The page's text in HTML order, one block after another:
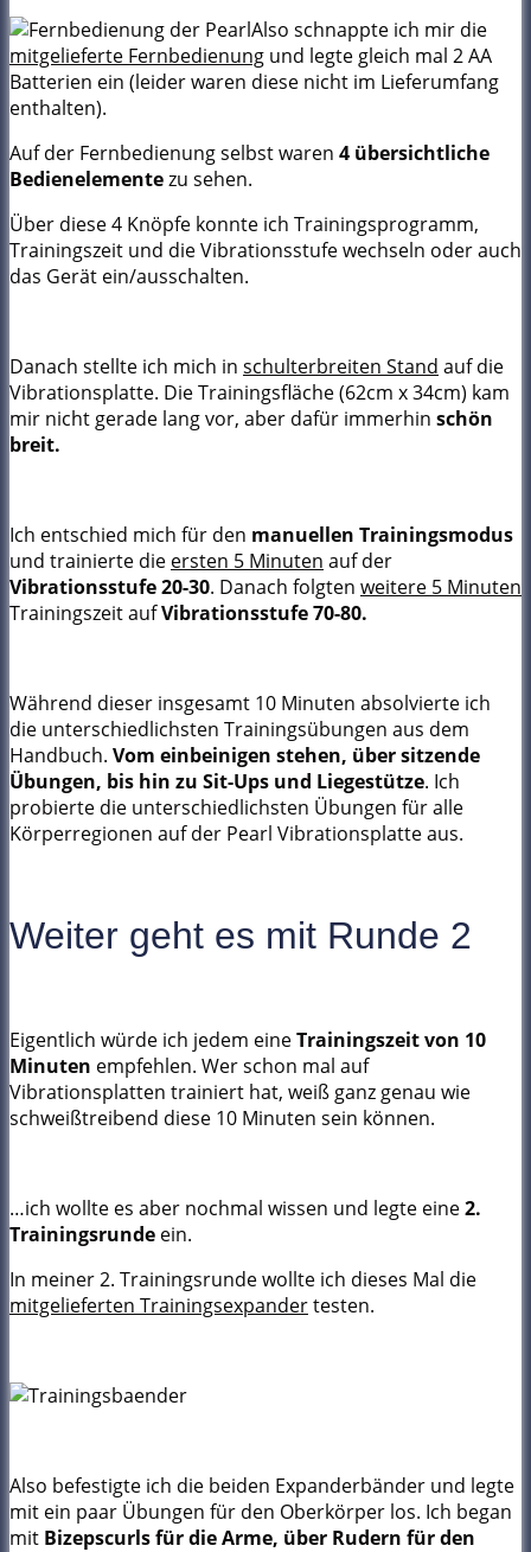
Also schnappte ich mir die
mitgelieferte Fernbedienung und legte gleich mal 2 AA
Batterien ein (leider waren diese nicht im Lieferumfang
enthalten).
Auf der Fernbedienung selbst waren 4 übersichtliche
Bedienelementezu sehen.
Über diese 4 Knöpfe konnte ich Trainingsprogramm,
Trainingszeit und die Vibrationsstufe wechseln oder auch
das Gerät ein/ausschalten.
Danach stellte ich mich in schulterbreiten Stand auf die
Vibrationsplatte. Die Trainingsfläche (62cm x 34cm) kam
mir nicht gerade lang vor, aber dafür immerhin schön
breit.
Ich entschied mich für den manuellen Trainingsmodus
und trainierte die ersten 5 Minuten auf der
Vibrationsstufe 20-30. Danach folgten weitere 5 Minuten
Trainingszeit aufVibrationsstufe 70-80.
Während dieser insgesamt 10 Minuten absolvierte ich
die unterschiedlichsten Trainingsübungen aus dem
Handbuch. Vom einbeinigen stehen, über sitzende
Übungen, bis hin zu Sit-Ups und Liegestütze. Ich
probierte die unterschiedlichsten Übungen für alle
Körperregionen auf der Pearl Vibrationsplatte aus.
Weiter geht es mit Runde 2
Eigentlich würde ich jedem eineTrainingszeit von 10
Minuten empfehlen. Wer schon mal auf
Vibrationsplatten trainiert hat, weiß ganz genau wie
schweißtreibend diese 10 Minuten sein können.
…ich wollte es aber nochmal wissen und legte eine2.
Trainingsrunde ein.
In meiner 2. Trainingsrunde wollte ich dieses Mal die
mitgelieferten Trainingsexpandertesten.
Also befestigte ich die beiden Expanderbänder und legte
mit ein paar Übungen für den Oberkörper los. Ich began
mit Bizepscurls für die Arme, über Rudern für den